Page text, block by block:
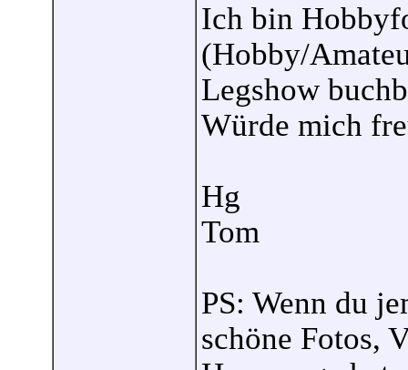
Ich bin
(Hobby/
Legshow
Würde mich
Hg
Tom
PS: Wenn du
schöne Fotos,